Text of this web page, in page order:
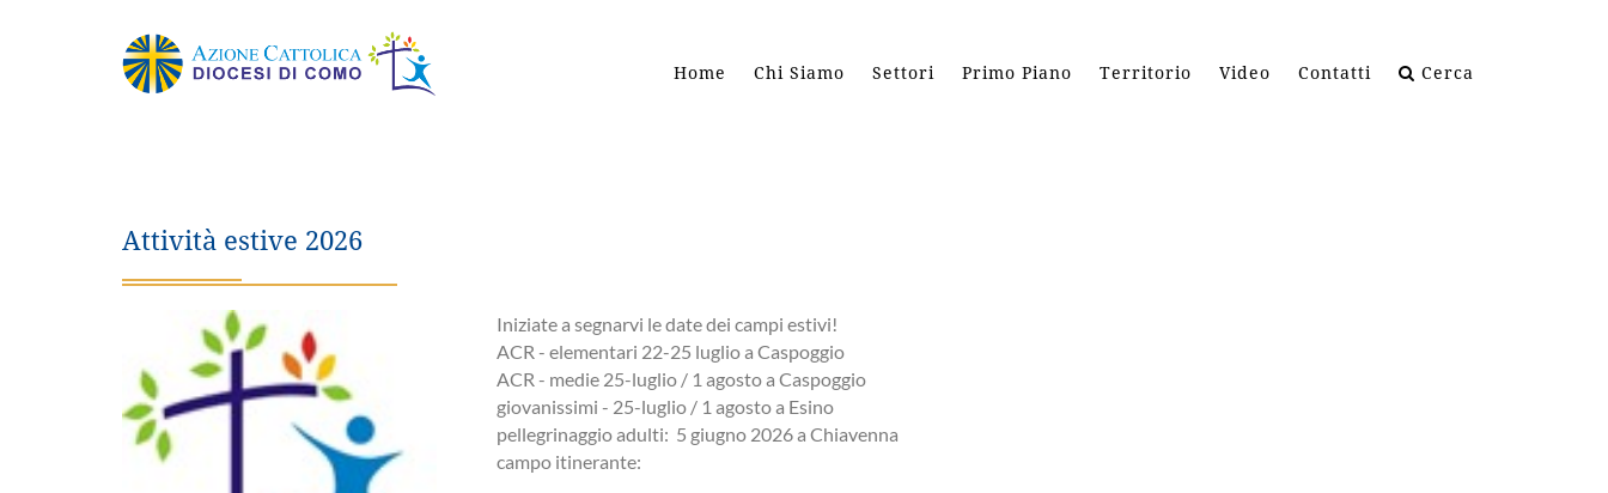
Home Chi Siamo Settori Primo Piano Territorio Video Contatti Cerca
Attività estive 2026
Iniziate a segnarvi le date dei campi estivi!
ACR - elementari 22-25 luglio a Caspoggio
ACR - medie 25-luglio / 1 agosto a Caspoggio
giovanissimi - 25-luglio / 1 agosto a Esino
pellegrinaggio adulti: 5 giugno 2026 a Chiavenna
campo itinerante: